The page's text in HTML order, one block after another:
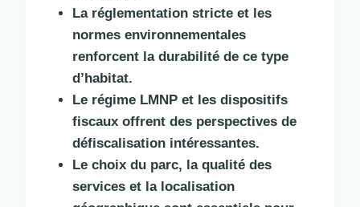
La réglementation stricte et les
normes environnementales
renforcent la durabilité de ce type
d’habitat.
Le régime LMNP et les dispositifs
fiscaux offrent des perspectives de
défiscalisation intéressantes.
Le choix du parc, la qualité des
services et la localisation